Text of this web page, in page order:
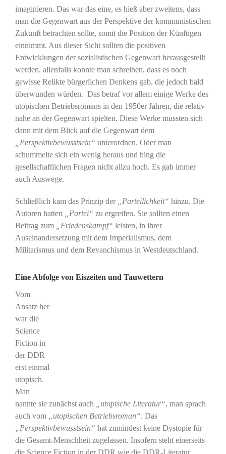
imaginieren. Das war das eine, es hieß aber zweitens, dass
man die Gegenwart aus der Perspektive der kommunistischen
Zukunft betrachten sollte, somit die Position der Künftigen
einnimmt. Aus dieser Sicht sollten die positiven
Entwicklungen der sozialistischen Gegenwart herausgestellt
werden, allenfalls konnte man schreiben, dass es noch
gewisse Relikte bürgerlichen Denkens gab, die jedoch bald
überwunden würden. Das betraf vor allem einige Werke des
utopischen Betriebsromans in den 1950er Jahren, die relativ
nahe an der Gegenwart spielten. Diese Werke mussten sich
dann mit dem Blick auf die Gegenwart dem
„Perspektivbewusstsein“ unterordnen. Oder man
schummelte sich ein wenig heraus und hing die
gesellschaftlichen Fragen nicht allzu hoch. Es gab immer
auch Auswege.
Schließlich kam das Prinzip der „Parteilichkeit“ hinzu. Die
Autoren hatten
„Partei“ zu ergreifen. Sie sollten einen
Beitrag zum
„Friedenskampf“ leisten, in ihrer
Auseinandersetzung mit dem Imperialismus, dem
Militarismus und dem Revanchismus in Westdeutschland.
Eine Abfolge von Eiszeiten und Tauwettern
Vom
Ansatz her
war die
Science
Fiction in
der DDR
erst einmal
utopisch.
Man
nannte sie zunächst auch
„utopische Literatur“, man sprach
auch vom
„utopischen Betriebsroman“. Das
„Perspektivbewusstsein“ hat zumindest keine Dystopie für
die Gesamt-Menschheit zugelassen. Insofern steht einerseits
die Science Fiction in der DDR wie die DDR-Literatur